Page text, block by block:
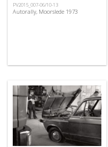
PV2015_007-06/10-13
Autorally, Moorslede 1973